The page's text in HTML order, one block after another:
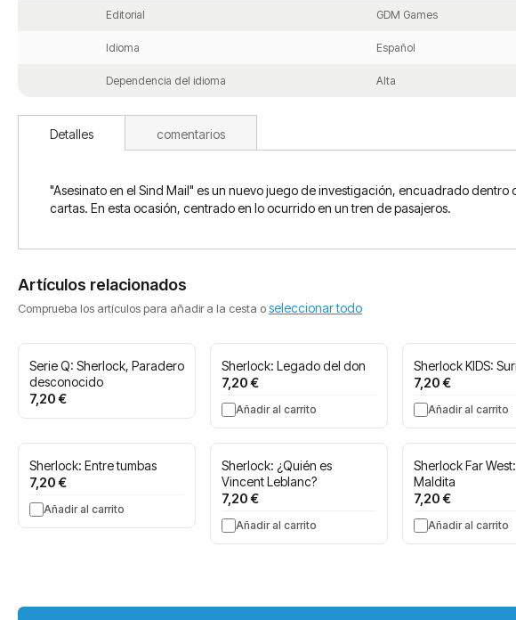
Editorial GDM Games
Idioma Español
Dependencia del idioma Alta
Detalles
"Asesinato en el Sind Mail" es un nuevo juego de investigación, encuadrado
cartas. En esta ocasión, centrado en lo ocurrido en un tren de pasajeros.
comentarios
Artículos relacionados
Comprueba los artículos para añadir a la cesta oseleccionar todo
Serie Q: Sherlock, Paradero
desconocido
7,20 €
Sherlock: Legado del don
7,20 €
Añadir al carrito
Sherlock KIDS:
7,20 €
Añadir al carrito
Sherlock: Entre tumbas
7,20 €
Añadir al carrito
Sherlock: ¿Quién es
Vincent Leblanc?
7,20 €
Añadir al carrito
Sherlock Far
Maldita
7,20 €
Añadir al carrito